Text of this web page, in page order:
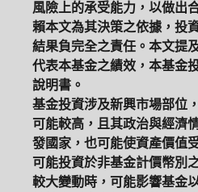
風險上的承受能力，以做出
賴本文為其決策之依據，投
結果負完全之責任。本文提
代表本基金之績效，本基金
說明書。
基金投資涉及新興市場部位
可能較高，且其政治與經濟
發國家，也可能使資產價值
可能投資於非基金計價幣別
較大變動時，可能影響基金